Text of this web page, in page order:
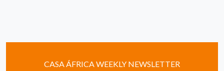
CASA ÁFRICA WEEKLY NEWSLETTER